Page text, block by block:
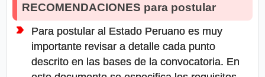
RECOMENDACIONES para postular
Para postular al Estado Peruano es muy
importante revisar a detalle cada punto
descrito en las bases de la convocatoria. En